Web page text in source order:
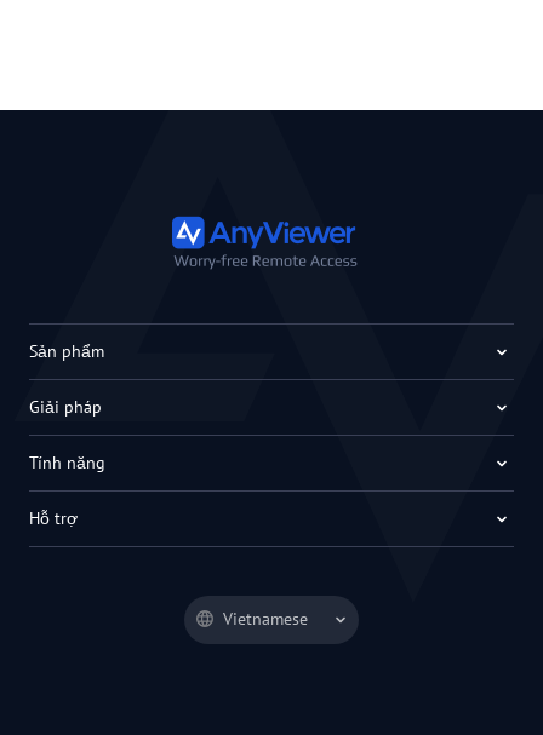
Vietnamese
Sản phẩm
Giải pháp
Tính năng
Hỗ trợ